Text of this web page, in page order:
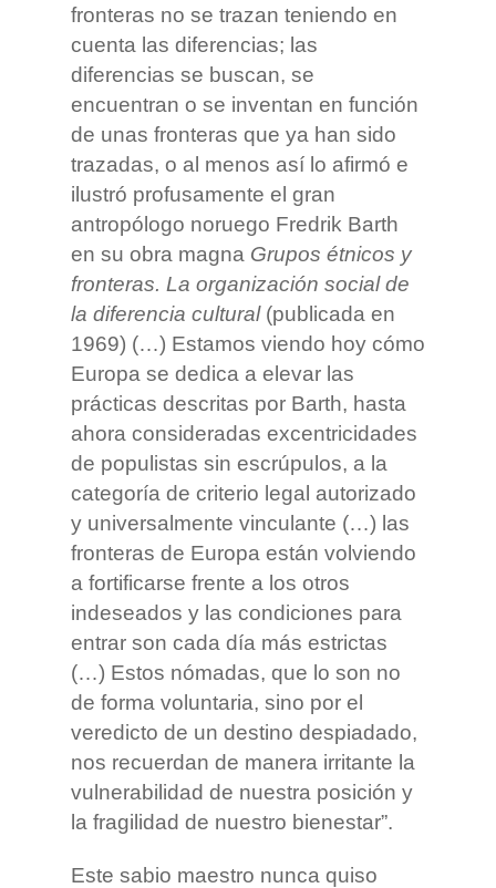
fronteras no se trazan teniendo en
cuenta las diferencias; las
diferencias se buscan, se
encuentran o se inventan en función
de unas fronteras que ya han sido
trazadas, o al menos así lo afirmó e
ilustró profusamente el gran
antropólogo noruego Fredrik Barth
en su obra magna Grupos étnicos y
fronteras. La organización social de
la diferencia cultural(publicada en
1969) (…) Estamos viendo hoy cómo
Europa se dedica a elevar las
prácticas descritas por Barth, hasta
ahora consideradas excentricidades
de populistas sin escrúpulos, a la
categoría de criterio legal autorizado
y universalmente vinculante (…) las
fronteras de Europa están volviendo
a fortificarse frente a los otros
indeseados y las condiciones para
entrar son cada día más estrictas
(…) Estos nómadas, que lo son no
de forma voluntaria, sino por el
veredicto de un destino despiadado,
nos recuerdan de manera irritante la
vulnerabilidad de nuestra posición y
la fragilidad de nuestro bienestar”.
Este sabio maestro nunca quiso